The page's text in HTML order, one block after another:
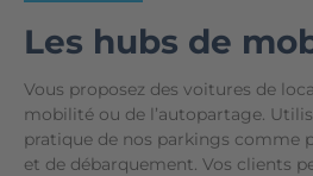
Les hubs de
Vous proposez des voitures de
mobilité ou de l’autopartage.
pratique de nos parkings comme
et de débarquement. Vos clients